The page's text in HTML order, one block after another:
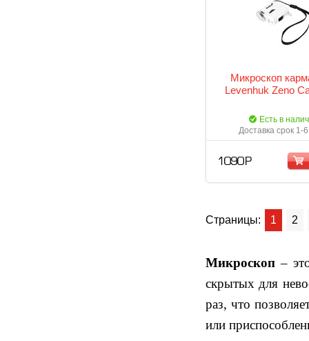
Микроскоп
Levenhuk Zeno
Есть в
Доставка срок 1-
1 090 Р
Страницы: 1 2
Микроскоп–
скрытых для
раз, что
или